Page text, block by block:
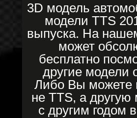
3D модель
модели TTS
выпуска. На
может
бесплатно
другие модели
Либо Вы можете
не TTS, а другую
с другим годом